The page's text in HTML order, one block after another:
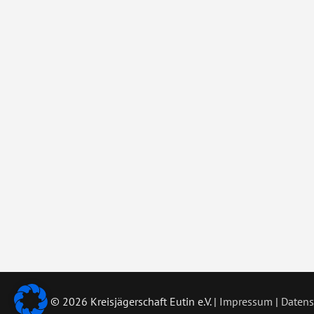
© 2026 Kreisjägerschaft Eutin e.V. | Impressum |